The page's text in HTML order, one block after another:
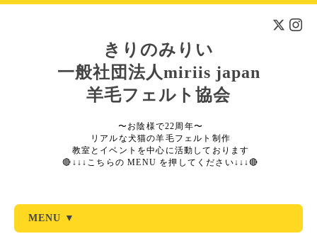
きりのみりい
一般社団法人miriis japan
羊毛フェルト協会
〜お陰様で22周年〜
リアルな犬猫の羊毛フェルト制作
教室とイベントを中心に活動しております
🔴↓↓↓こちらの MENU を押してください↓↓↓🔴
MENU ▼